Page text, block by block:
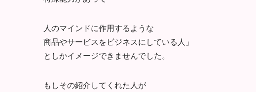
人のマインドに作用するような
商品やサービスをビジネスにしている人」
としかイメージできませんでした。
もしその紹介してくれた人が